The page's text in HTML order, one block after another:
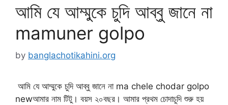
আমি যে আম্মুকে চুদি আব্বু জানে না
mamuner golpo
by banglachotikahini.org
আমি যে আম্মুকে চুদি আব্বু জানে না ma chele chodar golpo
newআমার নাম টিটু। বয়স ২০বছর। আমার প্রথম চোদাচুদি শুরু হয়